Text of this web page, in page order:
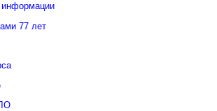
информации
77 лет